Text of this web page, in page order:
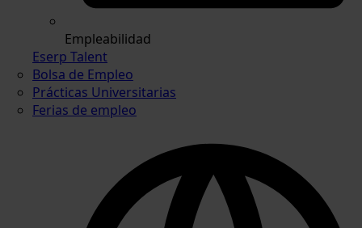
Empleabilidad
Eserp Talent
Bolsa de Empleo
Prácticas Universitarias
Ferias de empleo